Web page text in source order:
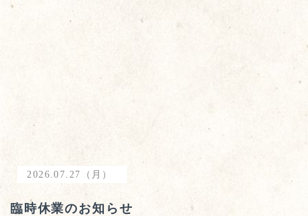
2026.07.27（月）
臨時休業のお知らせ